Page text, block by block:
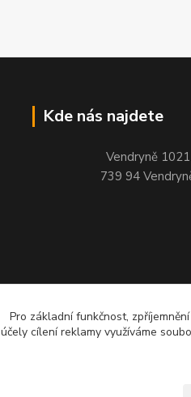
Kde nás najdete
Vendryně 1021
739 94
Pro základní funkčnost,
účely cílení reklamy využíváme